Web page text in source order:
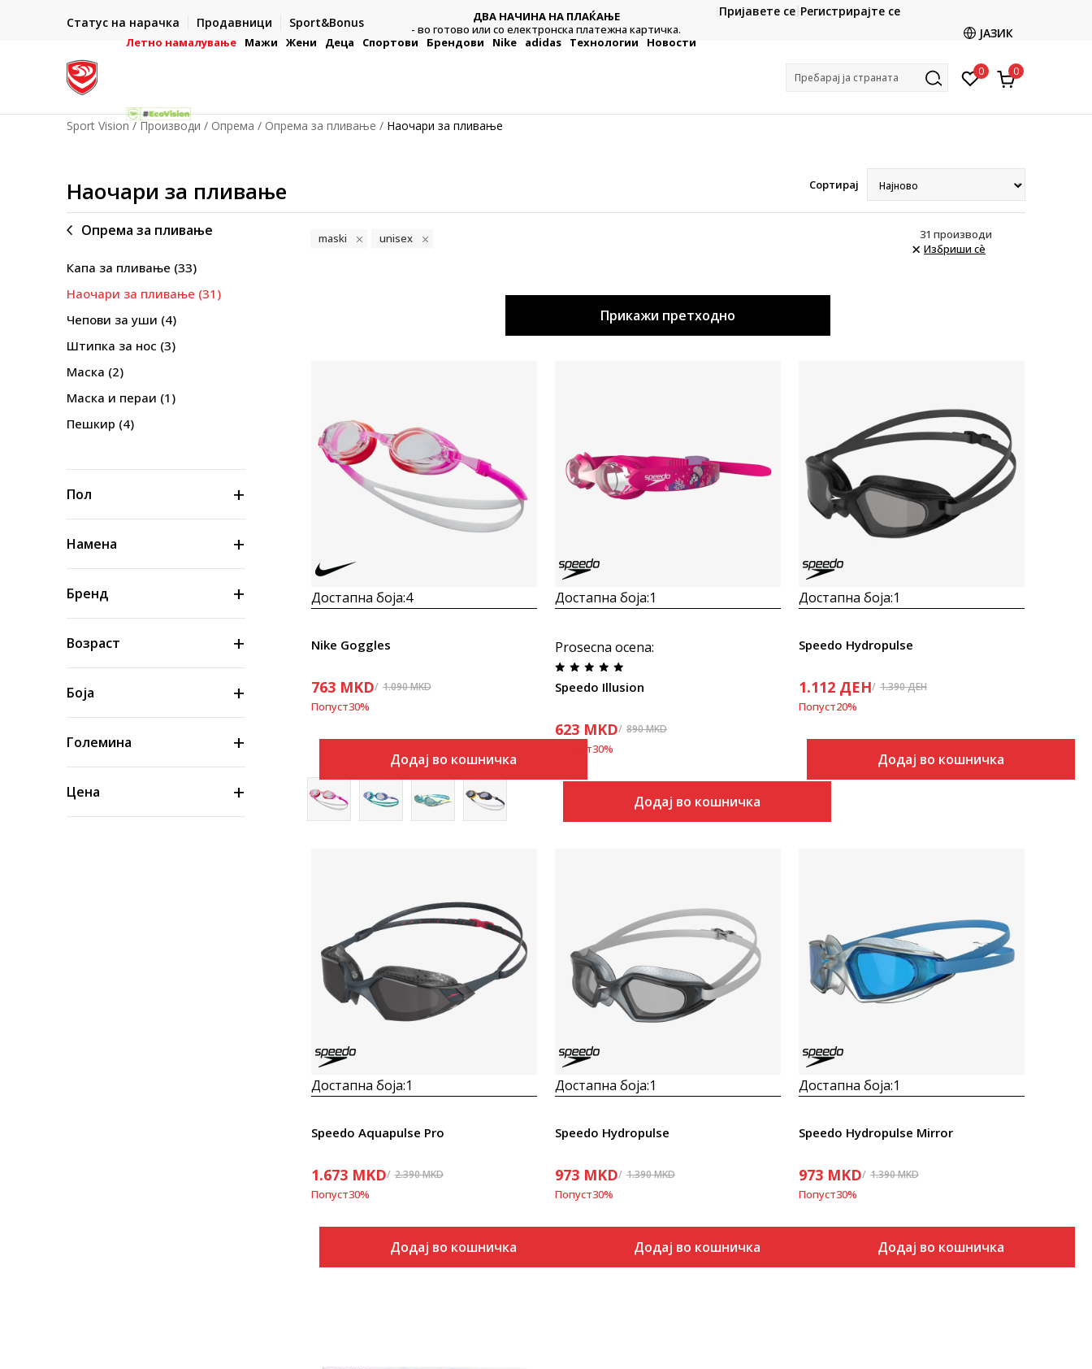
Статус на нарачка Продавници Sport&Bonus
- на сите нарачки во готово или со електронска платежна
ДВА НАЧИНА НА ПЛАЌАЊЕ
- во готово или со електронска платежна картичка.
CLICK & COLLECT
Платете со картичка online и подигнете во продавницата
Пријавете се Регистрирајте се
ЈАЗИК
Летно намалување Мажи Жени Деца Спортови Брендови Nike adidas Технологии Новости
Пребарај ја страната 0 0
Sport Vision Производи Опрема Опрема за пливање Наочари за пливање
Наочари за пливање Сортирај
Опрема за пливање
Капа за пливање (33)
Наочари за пливање (31)
Чепови за уши (4)
Штипка за нос (3)
Маска (2)
Маска и пераи (1)
Пешкир (4)
Пол
Намена
Бренд
Возраст
Боја
Големина
Цена
maski unisex 31 производи
Избриши сè
Прикажи претходно
Uporedi
Достапна боја:4
Nike Goggles
763 MKD 1.090MKD
Попуст30%
Додај во кошничка
Uporedi
Достапна боја:1
Prosecna ocena:
Speedo Illusion
623 MKD 890MKD
Попуст30%
Додај во кошничка
Uporedi
Достапна боја:1
Speedo Hydropulse
1.112 ДЕН 1.390ДЕН
Попуст20%
Додај во кошничка
Достапна боја:1
Speedo Aquapulse Pro
1.673 MKD 2.390MKD
Попуст30%
Додај во кошничка
Достапна боја:1
Speedo Hydropulse
973 MKD 1.390MKD
Попуст30%
Додај во кошничка
Uporedi
Достапна боја:1
Speedo Hydropulse Mirror
973 MKD 1.390MKD
Попуст30%
Додај во кошничка